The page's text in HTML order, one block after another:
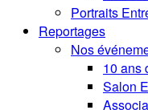
Portraits
Reportages
Nos
10 ans
Salon